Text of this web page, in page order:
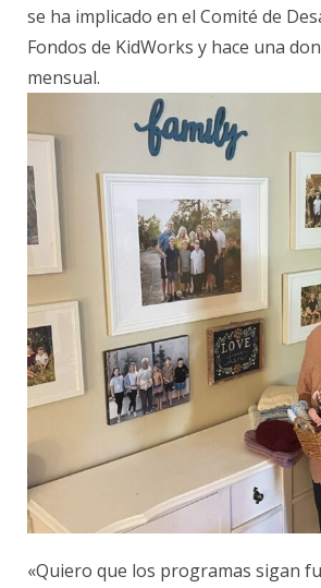
se ha implicado en el Comité de
Fondos de KidWorks y hace una
mensual.
«Quiero que los programas sigan